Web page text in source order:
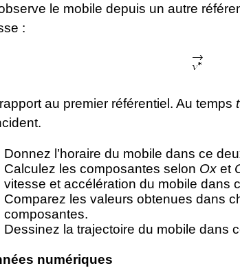
le mobile depuis un autre
:
au premier référentiel. Au temps t
Donnez l’horaire du mobile dans ce
Calculez les composantes selon Ox et
vitesse et accélération du mobile dans
Comparez les valeurs obtenues dans
composantes.
Dessinez la trajectoire du mobile dans
numériques